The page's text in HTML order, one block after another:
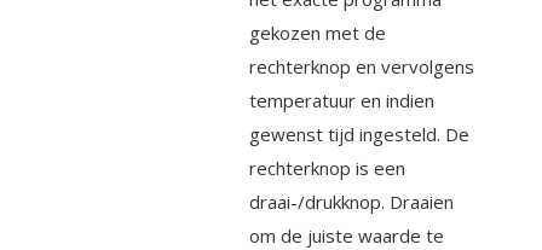
gekozen met de
rechterknop en vervolgens
temperatuur en indien
gewenst tijd ingesteld. De
rechterknop is een
draai-/drukknop. Draaien
om de juiste waarde te